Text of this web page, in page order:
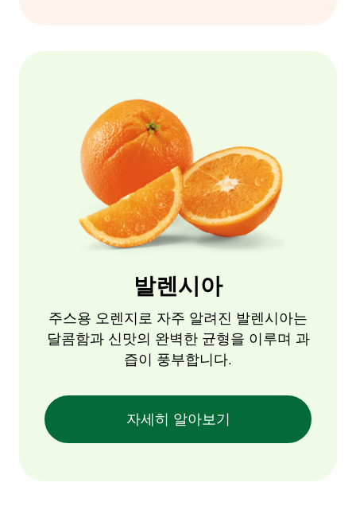
발렌시아
주스용 오렌지로 자주 알려진 발렌시아는
달콤함과 신맛의 완벽한 균형을 이루며 과
즙이 풍부합니다.
자세히 알아보기